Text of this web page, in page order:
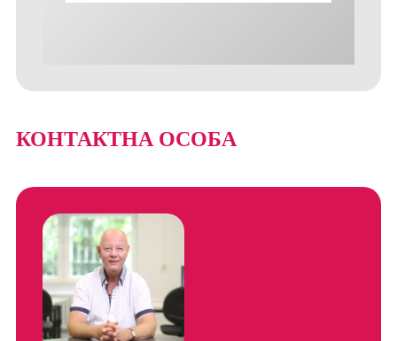
КОНТАКТНА ОСОБА